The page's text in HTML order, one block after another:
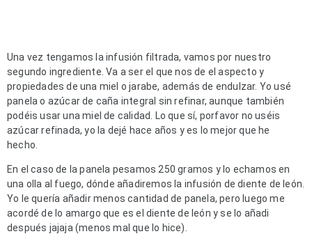
Una vez tengamos la infusión filtrada, vamos por nuestro
segundo ingrediente. Va a ser el que nos de el aspecto y
propiedades de una miel o jarabe, además de endulzar. Yo usé
panela o azúcar de caña integral sin refinar, aunque también
podéis usar una miel de calidad. Lo que sí, porfavor no uséis
azúcar refinada, yo la dejé hace años y es lo mejor que he
hecho.
En el caso de la panela pesamos 250 gramos y lo echamos en
una olla al fuego, dónde añadiremos la infusión de diente de león.
Yo le quería añadir menos cantidad de panela, pero luego me
acordé de lo amargo que es el diente de león y se lo añadi
después jajaja (menos mal que lo hice).